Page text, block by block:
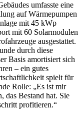
umfasste eine
auf Wärmepumpen
mit 45 kWp
mit 60 Solarmodulen
ausgestattet.
durch diese
Basis amortisiert sich
– ein gutes
spielt für
Rolle: „Es ist mir
das Bestand hat. Sie
profitieren.“